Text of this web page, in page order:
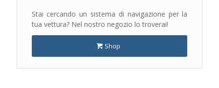
Stai cercando un sistema di navigazione per la
tua vettura? Nel nostro negozio lo troverai!
Shop